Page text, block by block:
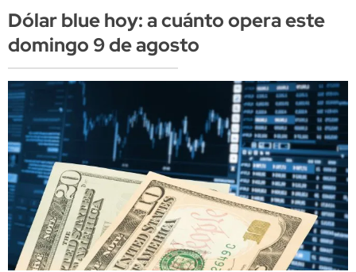
Dólar blue hoy: a cuánto opera este
domingo 9 de agosto